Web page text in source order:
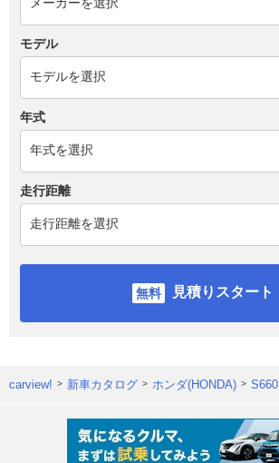
モデル
年式
走行距離
見積りスタート
carview! 新車カタログ ホンダ(HONDA) S660